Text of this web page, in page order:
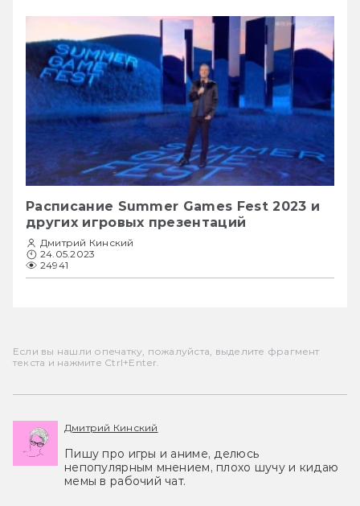
Расписание Summer Games Fest 2023 и
других игровых презентаций
Дмитрий Кинский
24.05.2023
24941
Если вы нашли опечатку, пожалуйста, выделите фрагмент
текста и нажмите Ctrl+Enter.
Дмитрий Кинский
Пишу про игры и аниме, делюсь
непопулярным мнением, плохо шучу и кидаю
мемы в рабочий чат.